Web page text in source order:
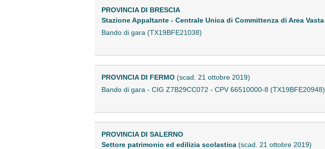
PROVINCIA DI BRESCIA
Stazione Appaltante - Centrale Unica di Committenza di Area Vasta
Bando di gara (TX19BFE21038)
PROVINCIA DI FERMO (scad. 21 ottobre 2019)
Bando di gara - CIG Z7B29CC072 - CPV 66510000-8 (TX19BFE20948)
PROVINCIA DI SALERNO
Settore patrimonio ed edilizia scolastica (scad. 21 ottobre 2019)